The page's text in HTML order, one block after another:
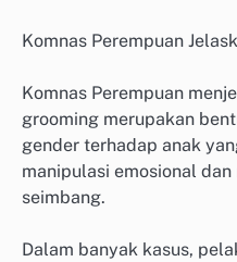
Komnas Perempuan
Komnas Perempuan
grooming merupakan
gender terhadap anak
manipulasi emosional
seimbang.
Dalam banyak kasus,